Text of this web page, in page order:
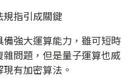
指引成關鍵
強大運算能力，雖可短時
問題，但是量子運算也威
有加密算法。